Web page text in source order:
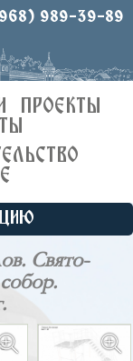
989-39-89
ПРОЕКТЫ
Свято-